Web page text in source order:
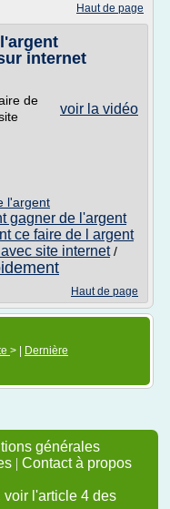
Haut de page
internet
voir la vidéo
de
l'argent
gagner de l'argent
ce faire de l argent
site internet/
Haut de page
> |
Dernière
générales
| Contact à propos
voir l'article 4 des